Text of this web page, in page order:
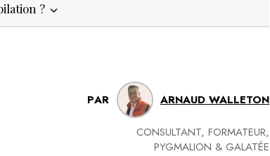
?
PAR ARNAUD WALLETON
CONSULTANT, FORMATEUR,
PYGMALION & GALATÉE